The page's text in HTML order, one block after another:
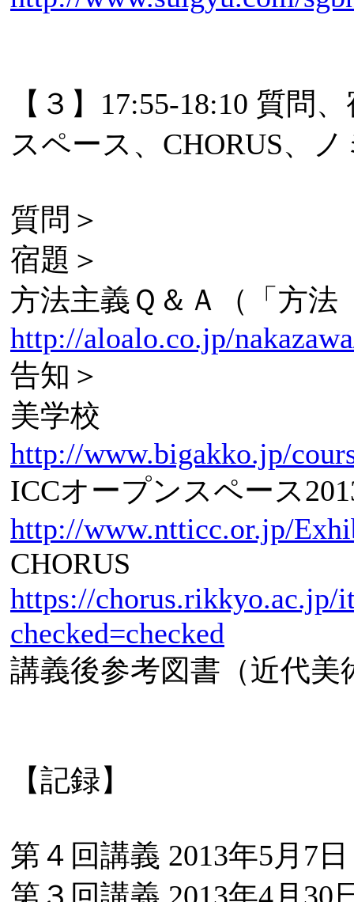
【３】17:55-18:10 質問
スペース、CHORUS、ノ
質問＞
宿題＞
方法主義Ｑ＆Ａ（「方
http://aloalo.co.jp/
告知＞
美学校
http://www.bigakko.jp/
ICCオープンスペース
http://www.ntticc.or.jp/
CHORUS
https://chorus.rikkyo.ac.jp/
checked=checked
講義後参考図書（近代
【記録】
第４回講義 2013年5月7